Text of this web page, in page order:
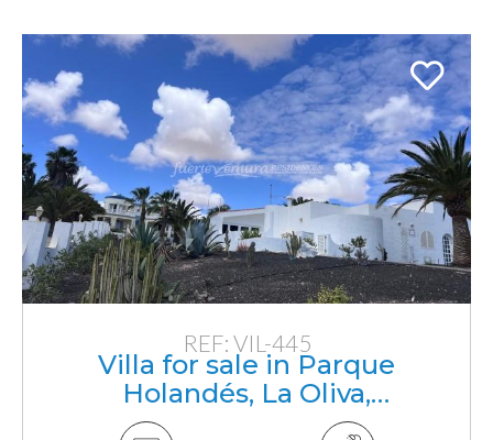
REF: VIL-445
Villa for sale in Parque
Holandés, La Oliva,
Fuerteventura, Canarias